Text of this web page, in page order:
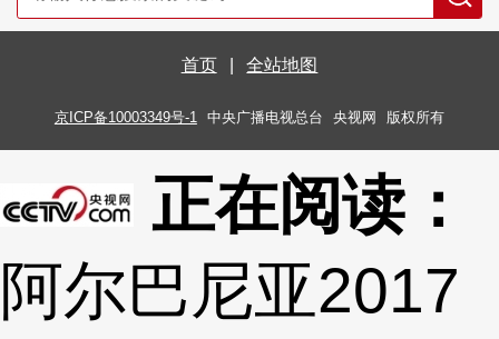
首页 全站地图
京ICP备10003349号-1 中央广播电视总台 央视网 版权所有
正在阅读：
阿尔巴尼亚2017